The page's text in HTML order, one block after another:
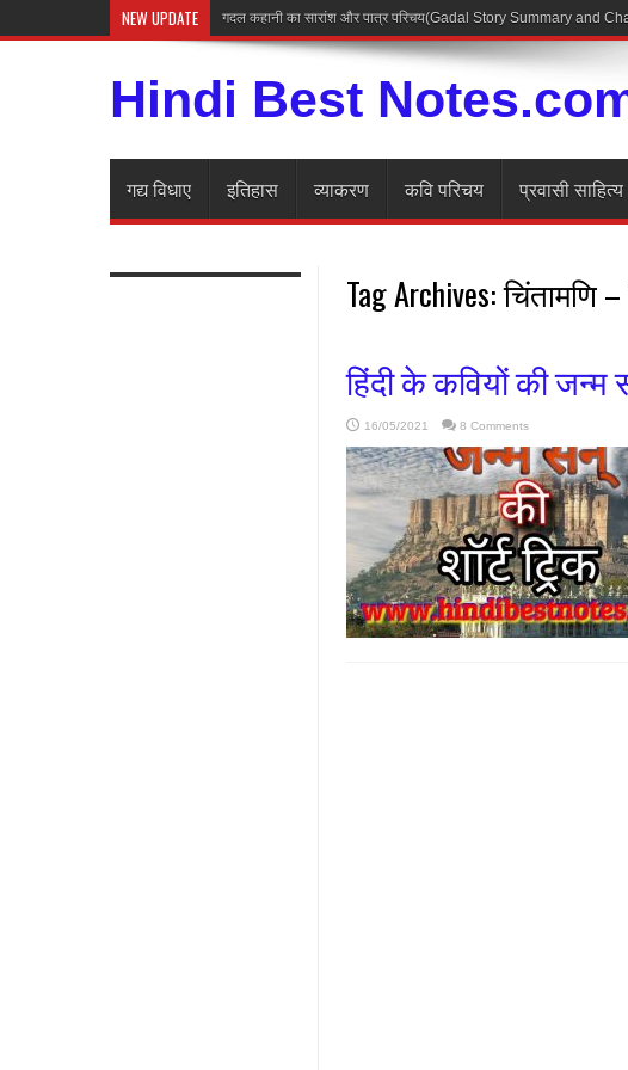
NEW UPDATE गदल कहानी का सारांश और पात्र परिचय(Gadal Story Summary and
Hindi Best
गद्य विधाए इतिहास व्याकरण कवि परिचय प्रवासी साहित्य
Tag Archives:चिंतामणि
हिंदी के कवियों की जन्म
16/05/2021 8 Comments